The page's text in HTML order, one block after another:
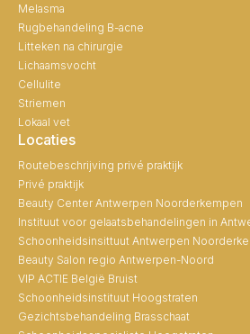
Melasma
Rugbehandeling B-acne
Litteken na chirurgie
Lichaamsvocht
Cellulite
Striemen
Lokaal vet
Locaties
Routebeschrijving privé praktijk
Privé praktijk
Beauty Center Antwerpen Noorderkempen
Instituut voor gelaatsbehandelingen in
Schoonheidsinsittuut Antwerpen
Beauty Salon regio Antwerpen-Noord
VIP ACTIE België Bruist
Schoonheidsinstituut Hoogstraten
Gezichtsbehandeling Brasschaat